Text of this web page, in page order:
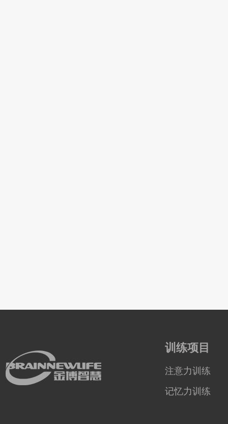
训练项目
注意力训练
记忆力训练